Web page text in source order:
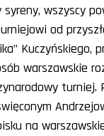
syreny, wszyscy
od
warszawskie
turniej.
na